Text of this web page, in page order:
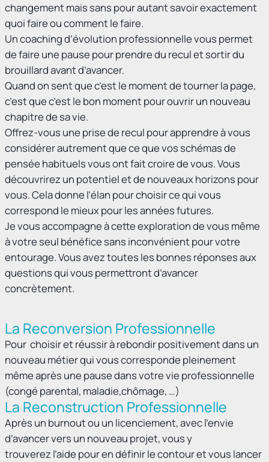
changement mais sans pour autant savoir exactement
quoi faire ou comment le faire.
Un coaching d’évolution professionnelle vous permet
de faire une pause pour prendre du recul et sortir du
brouillard avant d’avancer.
Quand on sent que c’est le moment de tourner la page,
c’est que c’est le bon moment pour ouvrir un nouveau
chapitre de sa vie.
Offrez-vous une prise de recul pour apprendre à vous
considérer autrement que ce que vos schémas de
pensée habituels vous ont fait croire de vous. Vous
découvrirez un potentiel et de nouveaux horizons pour
vous. Cela donne l’élan pour choisir ce qui vous
correspond le mieux pour les années futures.
Je vous accompagne à cette exploration de vous même
à votre seul bénéfice sans inconvénient pour votre
entourage. Vous avez toutes les bonnes réponses aux
questions qui vous permettront d’avancer
concrètement.
La Reconversion Professionnelle
Pour choisir et réussir à rebondir positivement dans un
nouveau métier qui vous corresponde pleinement
même après une pause dans votre vie professionnelle
(congé parental, maladie,chômage, …)
La Reconstruction Professionnelle
Après un burnout ou un licenciement, avec l’envie
d’avancer vers un nouveau projet, vous y
trouverez l’aide pour en définir le contour et vous lancer